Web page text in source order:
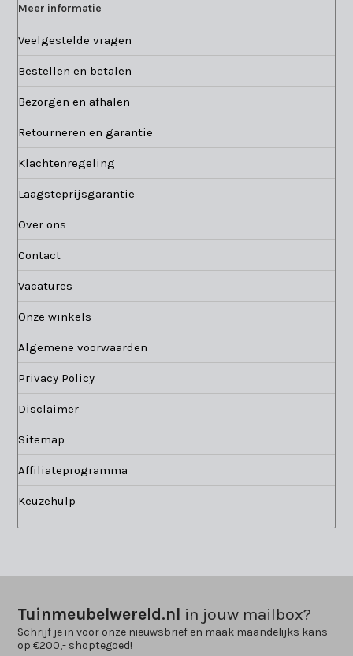
Meer informatie
Veelgestelde vragen
Bestellen en betalen
Bezorgen en afhalen
Retourneren en garantie
Klachtenregeling
Laagsteprijsgarantie
Over ons
Contact
Vacatures
Onze winkels
Algemene voorwaarden
Privacy Policy
Disclaimer
Sitemap
Affiliateprogramma
Keuzehulp
Tuinmeubelwereld.nl in jouw mailbox?
Schrijf je in voor onze nieuwsbrief en maak maandelijks kans
op €200,- shoptegoed!